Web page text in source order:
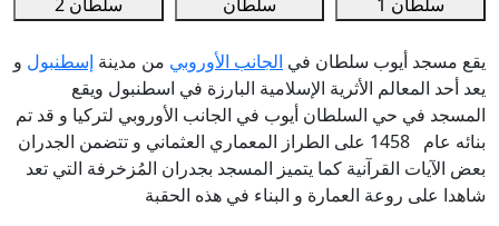
يقع مسجد أيوب سلطان في الجانب الأوروبي من مدينة إسطنبول و
يعد أحد المعالم الأثرية الإسلامية البارزة في اسطنبول ويقع
المسجد في حي السلطان أيوب في الجانب الأوروبي لتركيا و قد تم
بنائه عام 1458 على الطراز المعماري العثماني و تتضمن الجدران
بعض الآيات القرآنية كما يتميز المسجد بجدران المُزخرفة التي تعد
شاهدا على روعة العمارة و البناء في هذه الحقبة